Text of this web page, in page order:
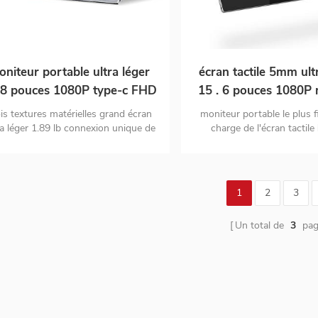
portable ultra léger
pouces 1080P type-c FHD
HDR
textures matérielles grand écran
léger 1.89 lb connexion unique de
écran tactile 5mm
15 . 6 pouces 1080P
portable support
OEM
moniteur portable le plus
charge de l'écran tactile
et MINI HD
1 2 3
Un total de 3